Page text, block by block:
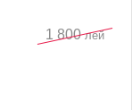
1 800 лей